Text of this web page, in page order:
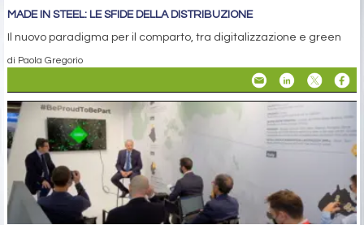
MADE IN STEEL: LE SFIDE DELLA DISTRIBUZIONE
Il nuovo paradigma per il comparto, tra digitalizzazione e green
di Paola Gregorio